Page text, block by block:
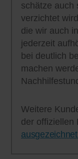
schätze auch
verzichtet
die wir auch
jederzeit
bei deutlich
machen
Weitere
der offiziellen